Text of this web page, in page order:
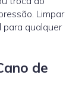
Limpar
para qualquer
de